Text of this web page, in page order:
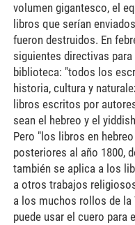
volumen gigantesco, el
libros que serían
fueron destruidos. En
siguientes directivas
biblioteca: "todos los
historia, cultura y
libros escritos por
sean el hebreo y el
Pero "los libros en
posteriores al año 1800,
también se aplica a los
a otros trabajos
a los muchos rollos de la
puede usar el cuero para